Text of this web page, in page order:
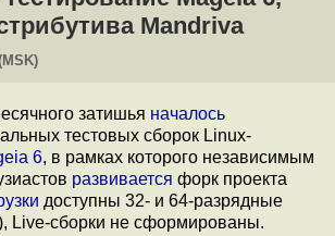
Mandriva
затишья началось
тестовых сборок Linux-
6, в рамках которого независимым
развивается форк проекта
доступны 32- и 64-разрядные
Live-сборки не сформированы.